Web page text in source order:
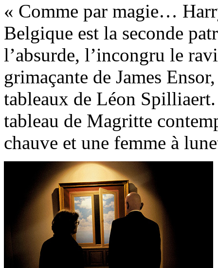
« Comme par magie…
Belgique est la seconde
l’absurde, l’incongru le
grimaçante de James
tableaux de Léon
tableau de Magritte
chauve et une femme à